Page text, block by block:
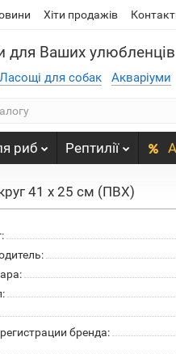
Хіти продажів
для Ваших улюбленців
Ласощі для собак Акваріуми
риб Рептилії
41 x 25 см (ПВХ)
бренда: